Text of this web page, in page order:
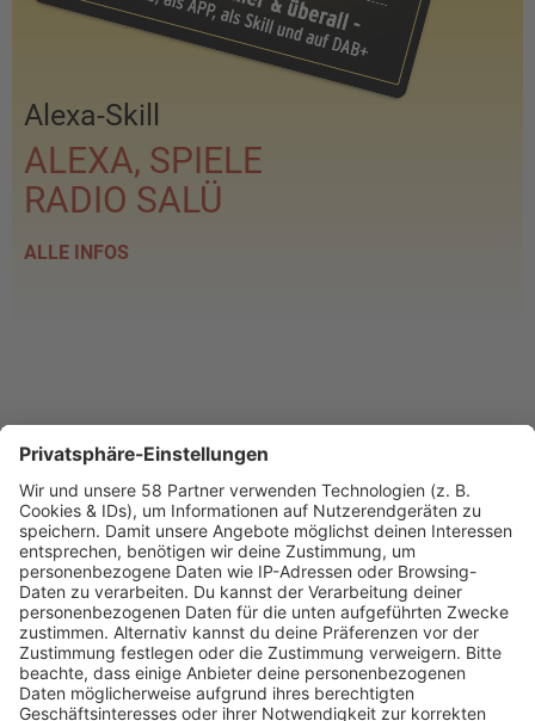
Alexa-Skill
ALEXA, SPIELE
RADIO SALÜ
ALLE INFOS
PROGRAMM
Webstream
Webcam
SALÜ am Morgen
Podcast
Aktuelle Beiträge und Themen
Sound of Saarland